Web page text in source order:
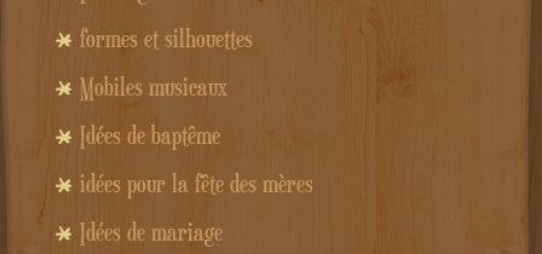
formes et silhouettes
Mobiles musicaux
Idées de baptême
idées pour la fête des mères
Idées de mariage